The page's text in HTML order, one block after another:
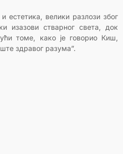
естетика, велики разлози због
изазови стварног света, док
томе, како је говорио Киш,
здравог разума”.